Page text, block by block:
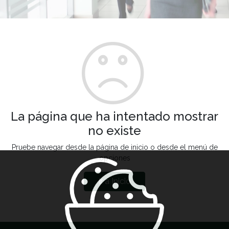
La página que ha intentado mostrar
no existe
Pruebe navegar desde la página de inicio o desde el menú de
opciones
Ir a Inicio